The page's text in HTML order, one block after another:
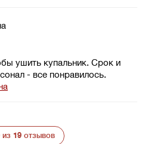
ушить купальник. Срок и
- все понравилось.
из 19отзывов